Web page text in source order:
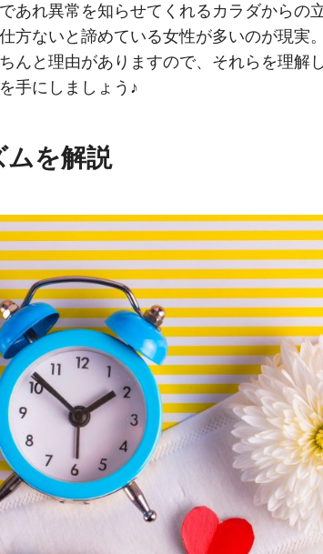
あれ異常を知らせてくれるカラダからの
方ないと諦めている女性が多いのが現実
んと理由がありますので、それらを理解
手にしましょう♪
ムを解説